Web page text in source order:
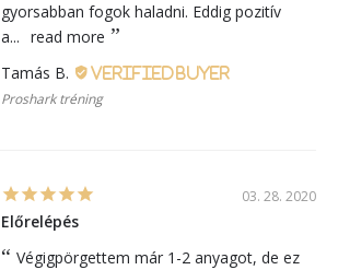
gyorsabban fogok haladni. Eddig pozitív
a... read more
Tamás B.
Proshark tréning
03. 28. 2020
Előrelépés
Végigpörgettem már 1-2 anyagot, de ez